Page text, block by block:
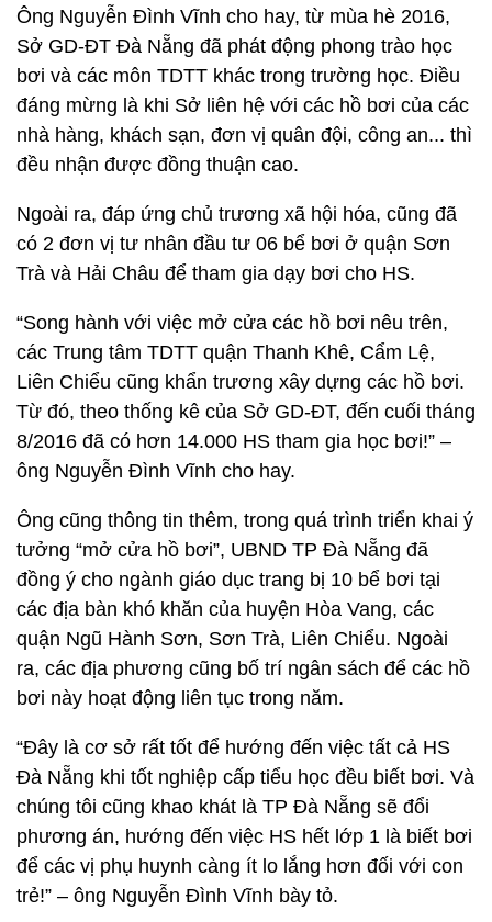
Ông Nguyễn Đình Vĩnh cho hay, từ mùa hè 2016,
Sở GD-ĐT Đà Nẵng đã phát động phong trào học
bơi và các môn TDTT khác trong trường học. Điều
đáng mừng là khi Sở liên hệ với các hồ bơi của các
nhà hàng, khách sạn, đơn vị quân đội, công an... thì
đều nhận được đồng thuận cao.
Ngoài ra, đáp ứng chủ trương xã hội hóa, cũng đã
có 2 đơn vị tư nhân đầu tư 06 bể bơi ở quận Sơn
Trà và Hải Châu để tham gia dạy bơi cho HS.
“Song hành với việc mở cửa các hồ bơi nêu trên,
các Trung tâm TDTT quận Thanh Khê, Cẩm Lệ,
Liên Chiểu cũng khẩn trương xây dựng các hồ bơi.
Từ đó, theo thống kê của Sở GD-ĐT, đến cuối tháng
8/2016 đã có hơn 14.000 HS tham gia học bơi!” –
ông Nguyễn Đình Vĩnh cho hay.
Ông cũng thông tin thêm, trong quá trình triển khai ý
tưởng “mở cửa hồ bơi”, UBND TP Đà Nẵng đã
đồng ý cho ngành giáo dục trang bị 10 bể bơi tại
các địa bàn khó khăn của huyện Hòa Vang, các
quận Ngũ Hành Sơn, Sơn Trà, Liên Chiểu. Ngoài
ra, các địa phương cũng bố trí ngân sách để các hồ
bơi này hoạt động liên tục trong năm.
“Đây là cơ sở rất tốt để hướng đến việc tất cả HS
Đà Nẵng khi tốt nghiệp cấp tiểu học đều biết bơi. Và
chúng tôi cũng khao khát là TP Đà Nẵng sẽ đổi
phương án, hướng đến việc HS hết lớp 1 là biết bơi
để các vị phụ huynh càng ít lo lắng hơn đối với con
trẻ!” – ông Nguyễn Đình Vĩnh bày tỏ.